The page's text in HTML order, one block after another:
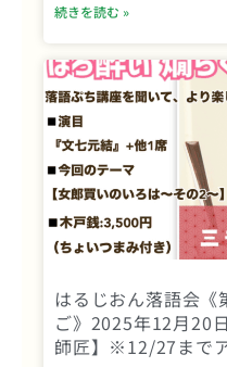
続きを読む »
はるじおん落語会《
ご》2025年12月20
師匠】※12/27まで